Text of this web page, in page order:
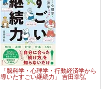
「脳科学・心理学・行動経済学から
導いたすごい継続力」 吉田幸弘